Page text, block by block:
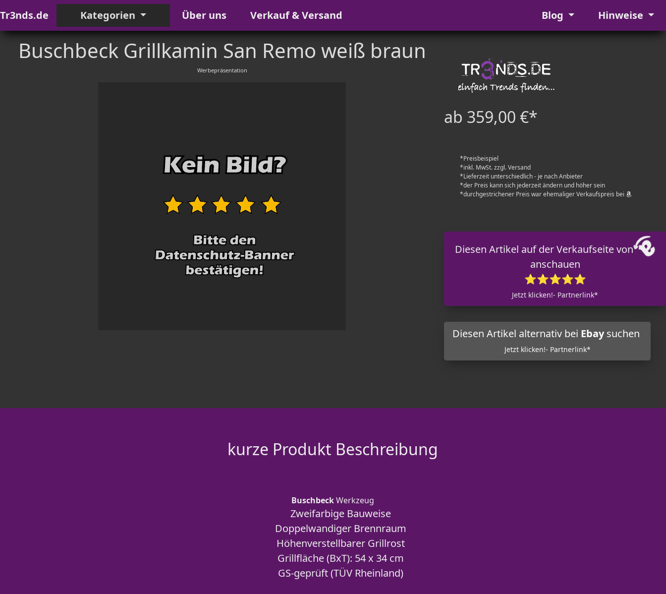
Tr3nds.de Kategorien Über uns Verkauf & Versand Blog Hinweise
Buschbeck Grillkamin San Remo weiß braun
Werbepräsentation
ab 359,00 €*
*Preisbeispiel
*inkl. MwSt. zzgl. Versand
*Lieferzeit unterschiedlich - je nach Anbieter
*der Preis kann sich jederzeit ändern und höher sein
*durchgestrichener Preis war ehemaliger Verkaufspreis bei
Diesen Artikel auf der Verkaufseite von
anschauen
⭐⭐⭐⭐⭐
Jetzt klicken!- Partnerlink*
Diesen Artikel alternativ bei Ebaysuchen
Jetzt klicken!- Partnerlink*
kurze Produkt Beschreibung
BuschbeckWerkzeug
Zweifarbige Bauweise
Doppelwandiger Brennraum
Höhenverstellbarer Grillrost
Grillfläche (BxT): 54 x 34 cm
GS-geprüft (TÜV Rheinland)